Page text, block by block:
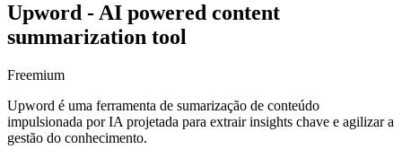
Upword - AI powered content
summarization tool
Freemium
Upword é uma ferramenta de sumarização de conteúdo
impulsionada por IA projetada para extrair insights chave e agilizar a
gestão do conhecimento.